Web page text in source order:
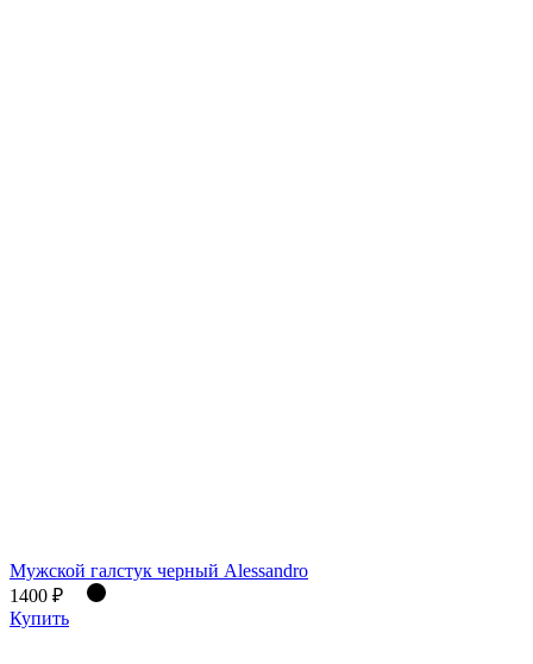
Мужской галстук черный Alessandro
1400 ₽
Купить